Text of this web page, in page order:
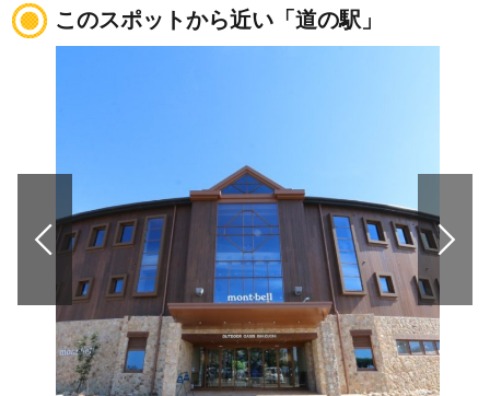
このスポットから近い「道の駅」